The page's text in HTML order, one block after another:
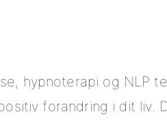
hypnoterapi og NLP
forandring i dit liv.